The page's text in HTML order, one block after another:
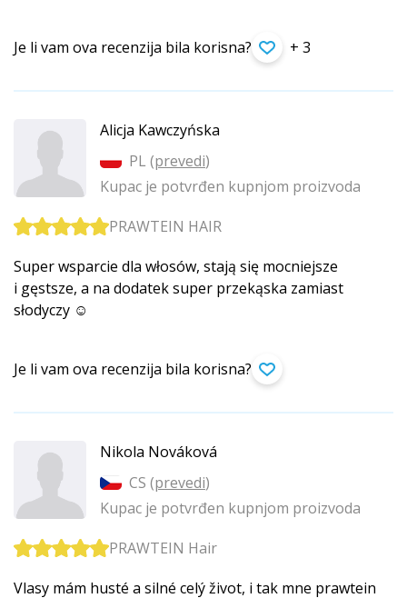
Je li vam ova recenzija bila korisna? + 3
Alicja Kawczyńska
PL (prevedi)
Kupac je potvrđen kupnjom proizvoda
PRAWTEIN HAIR
Super wsparcie dla włosów, stają się mocniejsze
i gęstsze, a na dodatek super przekąska zamiast
słodyczy ☺️
Je li vam ova recenzija bila korisna?
Nikola Nováková
CS (prevedi)
Kupac je potvrđen kupnjom proizvoda
PRAWTEIN Hair
Vlasy mám husté a silné celý život, i tak mne prawtein